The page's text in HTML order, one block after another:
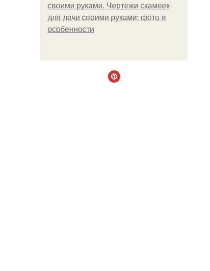
своими руками. Чертежи скамеек
для дачи своими руками: фото и
особенности